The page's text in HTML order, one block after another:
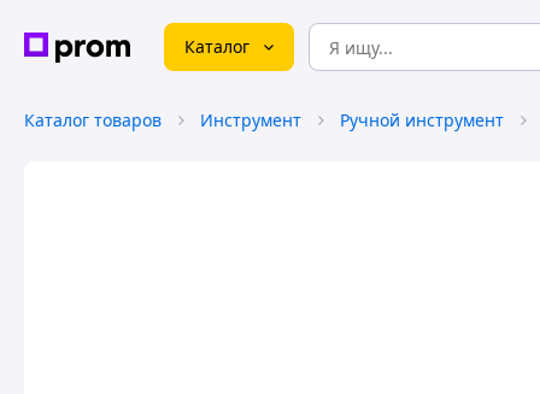
Каталог
Каталог товаров Инструмент Ручной инструмент